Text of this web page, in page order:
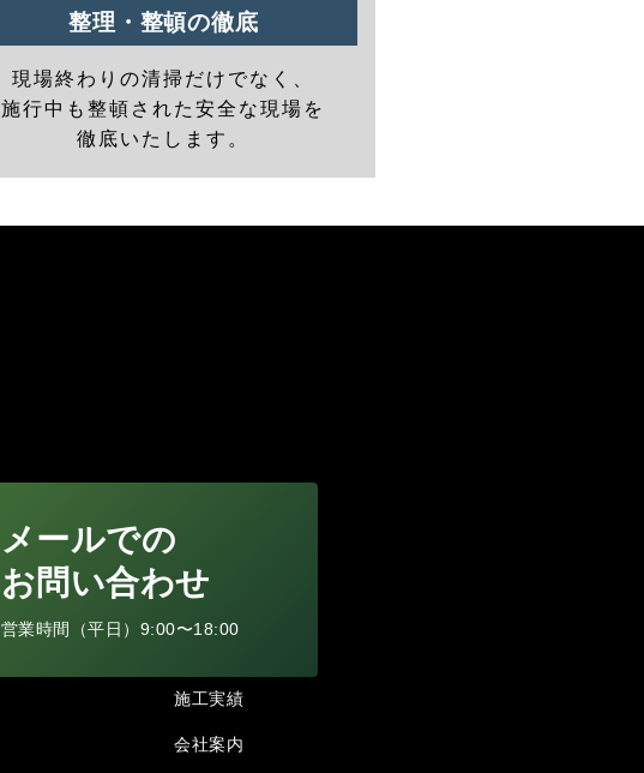
整理・整頓の徹底
現場終わりの清掃だけでなく、
施行中も整頓された安全な現場を
徹底いたします。
メールでの
お問い合わせ
営業時間（平日）9:00〜18:00
施工実績
会社案内